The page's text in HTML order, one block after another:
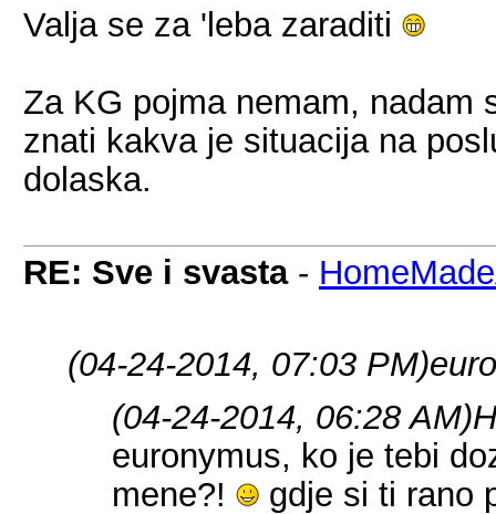
Valja se za 'leba zaraditi
Za KG pojma nemam, nadam
znati kakva je situacija na
dolaska.
RE: Sve i svasta-
(04-24-2014, 07:03 PM)
(04-24-2014, 06:28 AM)
euronymus, ko je tebi
mene?!
gdje si ti rano